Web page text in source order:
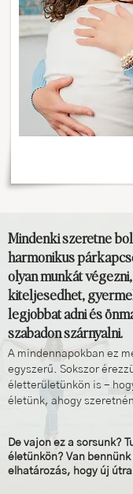
Mindenki szeretne
harmonikus
olyan munkát
kiteljesedhet,
legjobbat adni és
szabadon szárnyalni.
A mindennapokban ez
egyszerű. Sokszor
életterületünkön is -
életünk, ahogy
De vajon ez a sorsunk?
életünkön? Van bennünk
elhatározás, hogy új